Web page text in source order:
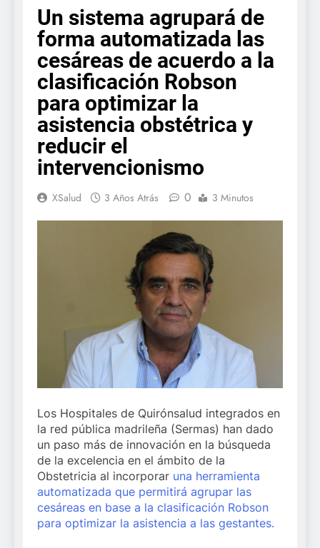
Un sistema agrupará de
forma automatizada las
cesáreas de acuerdo a la
clasificación Robson
para optimizar la
asistencia obstétrica y
reducir el
intervencionismo
XSalud 3 Años Atrás 0 3 Minutos
Los Hospitales de Quirónsalud integrados en
la red pública madrileña (Sermas) han dado
un paso más de innovación en la búsqueda
de la excelencia en el ámbito de la
Obstetricia al incorporar una herramienta
automatizada que permitirá agrupar las
cesáreas en base a la clasificación Robson
para optimizar la asistencia a las gestantes.